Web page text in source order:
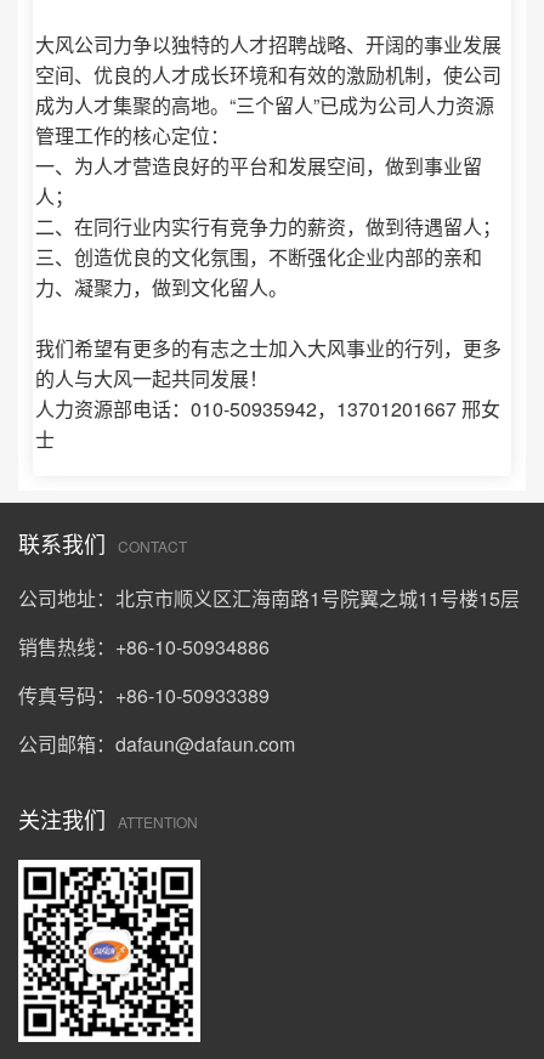
大风公司力争以独特的人才招聘战略、开阔的事业发展
空间、优良的人才成长环境和有效的激励机制，使公司
成为人才集聚的高地。“三个留人”已成为公司人力资源
管理工作的核心定位：
一、为人才营造良好的平台和发展空间，做到事业留
人；
二、在同行业内实行有竞争力的薪资，做到待遇留人；
三、创造优良的文化氛围，不断强化企业内部的亲和
力、凝聚力，做到文化留人。
我们希望有更多的有志之士加入大风事业的行列，更多
的人与大风一起共同发展！
人力资源部电话：010-50935942，13701201667 邢女
士
联系我们 CONTACT
公司地址：北京市顺义区汇海南路1号院翼之城11号楼15层
销售热线：+86-10-50934886
传真号码：+86-10-50933389
公司邮箱： dafaun@dafaun.com
关注我们 ATTENTION